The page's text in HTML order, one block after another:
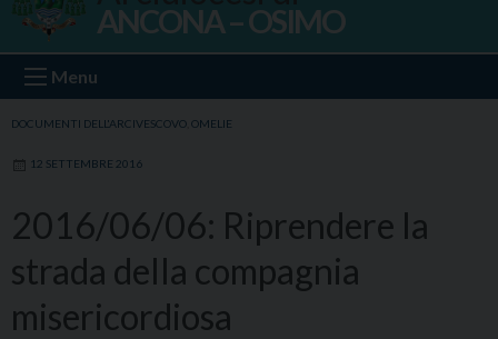
Ancona Osimo
ANCONA – OSIMO
Menu
DOCUMENTI DELL'ARCIVESCOVO OMELIE
12 SETTEMBRE 2016
2016/06/06: Riprendere la
strada della compagnia
misericordiosa